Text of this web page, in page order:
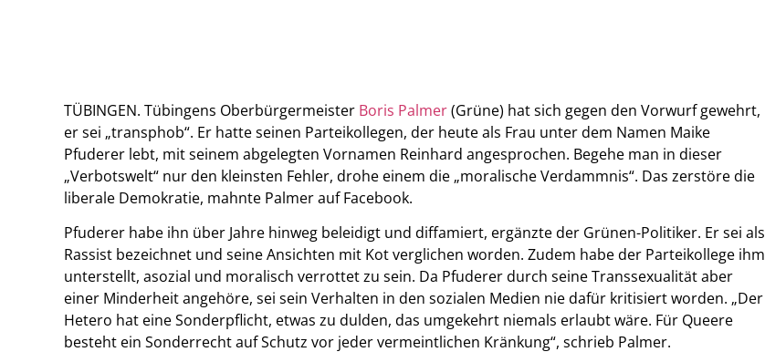
TÜBINGEN. Tübingens Oberbürgermeister Boris Palmer(Grüne) hat sich gegen den Vorwurf gewehrt,
er sei „transphob“. Er hatte seinen Parteikollegen, der heute als Frau unter dem Namen Maike
Pfuderer lebt, mit seinem abgelegten Vornamen Reinhard angesprochen. Begehe man in dieser
„Verbotswelt“ nur den kleinsten Fehler, drohe einem die „moralische Verdammnis“. Das zerstöre die
liberale Demokratie, mahnte Palmer auf Facebook.
Pfuderer habe ihn über Jahre hinweg beleidigt und diffamiert, ergänzte der Grünen-Politiker. Er sei als
Rassist bezeichnet und seine Ansichten mit Kot verglichen worden. Zudem habe der Parteikollege ihm
unterstellt, asozial und moralisch verrottet zu sein. Da Pfuderer durch seine Transsexualität aber
einer Minderheit angehöre, sei sein Verhalten in den sozialen Medien nie dafür kritisiert worden. „Der
Hetero hat eine Sonderpflicht, etwas zu dulden, das umgekehrt niemals erlaubt wäre. Für Queere
besteht ein Sonderrecht auf Schutz vor jeder vermeintlichen Kränkung“, schrieb Palmer.